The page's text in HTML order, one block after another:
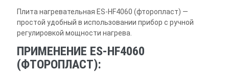
Плита нагревательная ES-HF4060 (фторопласт) —
простой удобный в использовании прибор с ручной
регулировкой мощности нагрева.
ПРИМЕНЕНИЕ ES-HF4060
(ФТОРОПЛАСТ):